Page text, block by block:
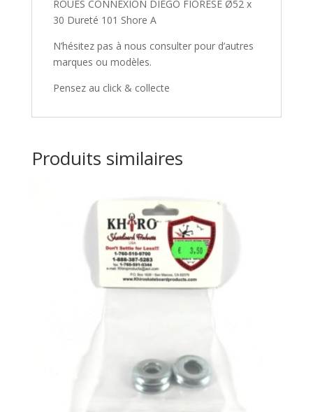
ROUES CONNEXION DIEGO FIORESE Ø52 x
30 Dureté 101 Shore A
N’hésitez pas à nous consulter pour d’autres
marques ou modèles.
Pensez au click & collecte
Produits similaires